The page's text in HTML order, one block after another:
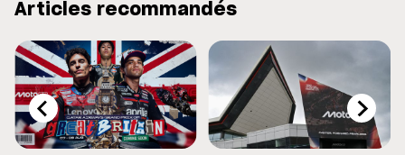
Articles recommandés